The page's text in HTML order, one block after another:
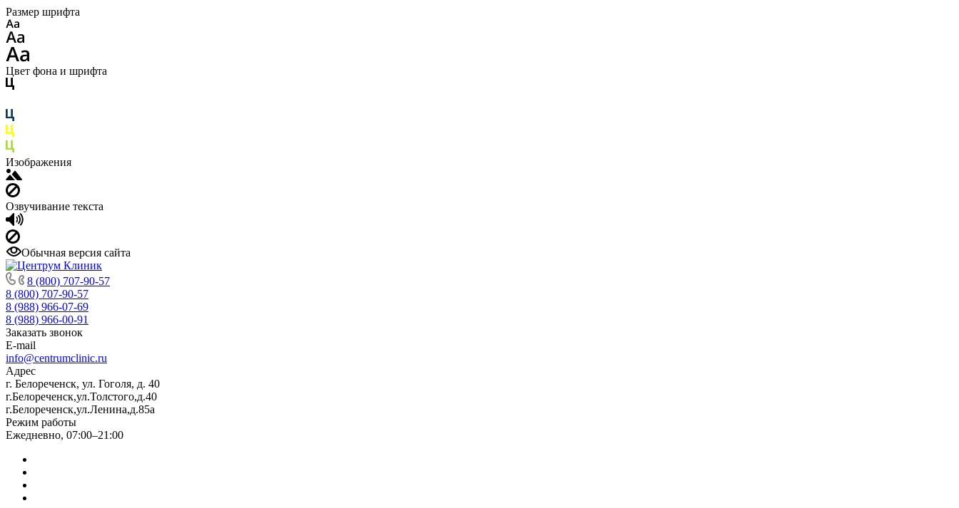
Размер шрифта
Цвет фона и шрифта
Изображения
Озвучивание текста
Обычная версия сайта
8 (800) 707-90-57
8 (800) 707-90-57
8 (988) 966-07-69
8 (988) 966-00-91
Заказать звонок
E-mail
info@centrumclinic.ru
Адрес
г. Белореченск, ул. Гоголя, д. 40
г.Белореченск,ул.Толстого,д.40
г.Белореченск,ул.Ленина,д.85а
Режим работы
Ежедневно, 07:00–21:00